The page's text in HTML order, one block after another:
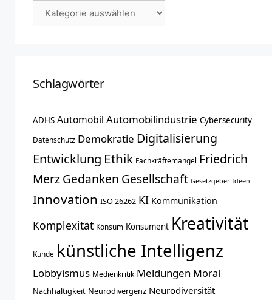
Schlagwörter
ADHS Automobil Automobilindustrie Cybersecurity
Datenschutz Demokratie Digitalisierung
Entwicklung Ethik Fachkräftemangel Friedrich
MerzGedanken Gesellschaft Gesetzgeber Ideen
Innovation ISO 26262 KI Kommunikation
Komplexität Konsum Konsument Kreativität
Kunde künstliche Intelligenz
Lobbyismus Medienkritik Meldungen Moral
Nachhaltigkeit Neurodivergenz Neurodiversität